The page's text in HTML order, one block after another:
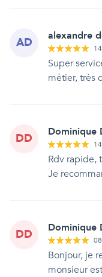
AD alexandre
Super
métier, très
DD Dominique
Rdv rapide,
Je
DD Dominique
Bonjour, je
monsieur